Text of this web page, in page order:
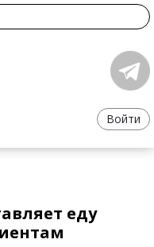
Войти
еду